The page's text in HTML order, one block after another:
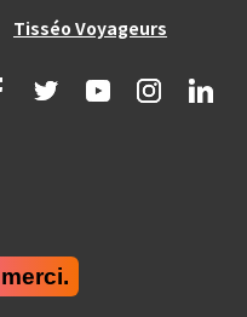
Tisséo Voyageurs
développé par Pepper Cube